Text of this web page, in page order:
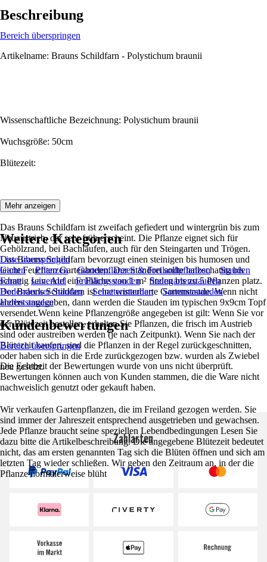
Beschreibung
Bereich überspringen
Artikelname: Brauns Schildfarn - Polystichum braunii
Wissenschaftliche Bezeichnung: Polystichum braunii
Wuchsgröße: 50cm
Blütezeit:
Beschreibung:
Das Brauns Schildfarn ist zweifach gefiedert und wintergrün bis zum
Neuaustrieb, der sehr früh erscheint. Die Pflanze eignet sich für
Gehölzrand, bei Bachläufen, auch für den Steingarten und Trögen.
Das Brauns Schildfarn bevorzugt einen steinigen bis humosen und
leicht Feuchten Gartenboden. Der Standort sollte halbschattig bis
schattig sein. Auf eine Fläche von 1 m² finden bis zu 5 Pflanzen platz.
Der Brauns Schildfarn ist eine winterharte Gartenstaude. Wenn nicht
anders angegeben, dann werden die Stauden im typischen 9x9cm Topf
versendet.Wenn keine Pflanzengröße angegeben ist gilt: Wenn Sie vor
der Blütezeit bestellen, erhalten Sie Pflanzen, die frisch im Austrieb
sind oder austreiben werden (je nach Zeitpunkt). Wenn Sie nach der
Blütezeit kaufen, sind die Pflanzen in der Regel zurückgeschnitten,
oder haben sich in die Erde zurückgezogen bzw. wurden als Zwiebel
neu gesetzt.
Wir verkaufen Gartenpflanzen, die im Freiland gezogen werden. Sie
sind immer der Jahreszeit entsprechend ausgetrieben und gewachsen.
Jede Pflanze braucht seine speziellen Lebendbedingungen Lesen Sie
dazu bitte die Artikelbeschreibung. Die angegebene Blütezeit bedeutet
nicht, das am ersten genannten Tag sich die Blüten öffnen und sich am
letzten Tag wieder schließen. Wir geben den Zeitraum an, in der die
Pflanze normalerweise blüht
Mehr anzeigen
Weitere Kategorien
Liste überspringen
Garten
Pflanzen Gartenpflanzen & Freilandpflanzen
Stauden
Farne
Lavendel Frühlingsstauden
Steingartenstauden
Bodendecker Stauden
Schattenstauden
Sommerstauden
Herbststauden
Kundenbewertungen
Bereich überspringen
Die Echtheit der Bewertungen wurde von uns nicht überprüft.
Bewertungen können auch von Kunden stammen, die die Ware nicht
nachweislich genutzt oder gekauft haben.
Zahlarten